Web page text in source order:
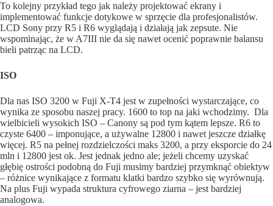
To kolejny przykład tego jak należy projektować ekrany i
implementować funkcje dotykowe w sprzęcie dla profesjonalistów.
LCD Sony przy R5 i R6 wyglądają i działają jak zepsute. Nie
wspominając, że w A7III nie da się nawet ocenić poprawnie balansu
bieli patrząc na LCD.
ISO
Dla nas ISO 3200 w Fuji X-T4 jest w zupełności wystarczające, co
wynika ze sposobu naszej pracy. 1600 to top na jaki wchodzimy. Dla
wielbicieli wysokich ISO – Canony są pod tym kątem lepsze. R6 to
czyste 6400 – imponujące, a używalne 12800 i nawet jeszcze działkę
więcej. R5 na pełnej rozdzielczości maks 3200, a przy eksporcie do 24
mln i 12800 jest ok. Jest jednak jedno ale; jeżeli chcemy uzyskać
głębię ostrości podobną do Fuji musimy bardziej przymknąć obiektyw
– różnice wynikające z formatu klatki bardzo szybko się wyrównują.
Na plus Fuji wypada struktura cyfrowego ziarna – jest bardziej
analogowa.